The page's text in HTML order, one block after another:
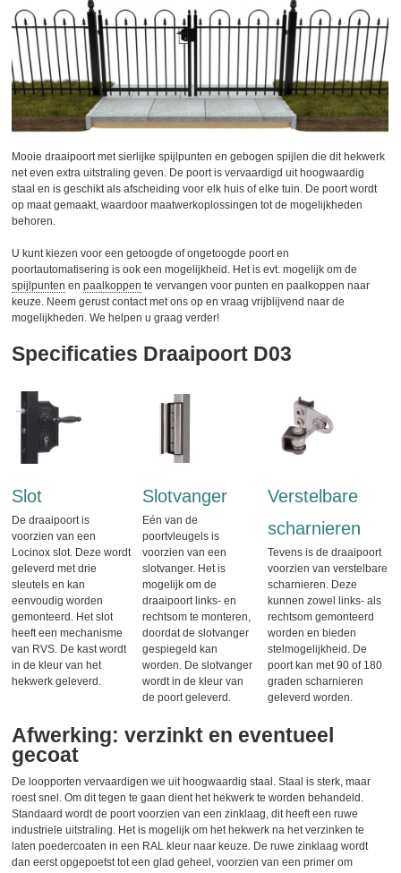
Mooie draaipoort met sierlijke spijlpunten en gebogen spijlen die dit hekwerk
net even extra uitstraling geven. De poort is vervaardigd uit hoogwaardig
staal en is geschikt als afscheiding voor elk huis of elke tuin. De poort wordt
op maat gemaakt, waardoor maatwerkoplossingen tot de mogelijkheden
behoren.
U kunt kiezen voor een getoogde of ongetoogde poort en
poortautomatisering is ook een mogelijkheid. Het is evt. mogelijk om de
spijlpunten en paalkoppen te vervangen voor punten en paalkoppen naar
keuze. Neem gerust contact met ons op en vraag vrijblijvend naar de
mogelijkheden. We helpen u graag verder!
Specificaties Draaipoort D03
Slot
De draaipoort is
voorzien van een
Locinox slot. Deze wordt
geleverd met drie
sleutels en kan
eenvoudig worden
gemonteerd. Het slot
heeft een mechanisme
van RVS. De kast wordt
in de kleur van het
hekwerk geleverd.
Slotvanger
Eén van de
poortvleugels is
voorzien van een
slotvanger. Het is
mogelijk om de
draaipoort links- en
rechtsom te monteren,
doordat de slotvanger
gespiegeld kan
worden. De slotvanger
wordt in de kleur van
de poort geleverd.
Verstelbare
scharnieren
Tevens is de draaipoort
voorzien van verstelbare
scharnieren. Deze
kunnen zowel links- als
rechtsom gemonteerd
worden en bieden
stelmogelijkheid. De
poort kan met 90 of 180
graden scharnieren
geleverd worden.
Afwerking: verzinkt en eventueel
gecoat
De loopporten vervaardigen we uit hoogwaardig staal. Staal is sterk, maar
roest snel. Om dit tegen te gaan dient het hekwerk te worden behandeld.
Standaard wordt de poort voorzien van een zinklaag, dit heeft een ruwe
industriele uitstraling. Het is mogelijk om het hekwerk na het verzinken te
laten poedercoaten in een RAL kleur naar keuze. De ruwe zinklaag wordt
dan eerst opgepoetst tot een glad geheel, voorzien van een primer om